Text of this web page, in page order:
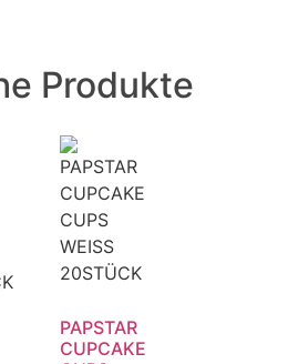
Produkte
PAPSTAR
CUPCAKE